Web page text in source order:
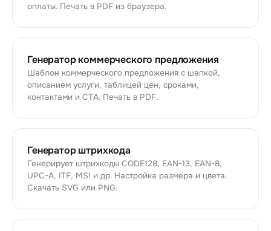
оплаты. Печать в PDF из браузера.
Генератор коммерческого предложения
Шаблон коммерческого предложения с шапкой,
описанием услуги, таблицей цен, сроками,
контактами и CTA. Печать в PDF.
Генератор штрихкода
Генерирует штрихкоды CODE128, EAN-13, EAN-8,
UPC-A, ITF, MSI и др. Настройка размера и цвета.
Скачать SVG или PNG.